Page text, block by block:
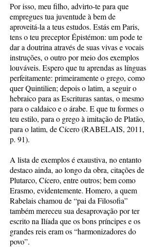
Por isso, meu filho, advirto-te para que
empregues tua juventude à bem de
aproveitá-la a teus estudos. Estás em Paris,
tens o teu preceptor Épistémon: um pode te
dar a doutrina através de suas vivas e vocais
instruções, o outro por meio dos exemplos
louváveis. Espero que tu aprendas as línguas
perfeitamente: primeiramente o grego, como
quer Quintilien; depois o latim, a seguir o
hebraico para as Escrituras santas, o mesmo
para o caldaico e o árabe. E que tu formes o
teu estilo, para o grego à imitação de Platão,
para o latim, de Cícero (RABELAIS, 2011,
p. 91).
A lista de exemplos é exaustiva, no entanto
destaco ainda, ao longo da obra, citações de
Plutarco, Cícero, entre outros; bem como
Erasmo, evidentemente. Homero, a quem
Rabelais chamou de “pai da Filosofia”
também mereceu sua desaprovação por ter
escrito na Ilíada que os bons príncipes e os
grandes reis eram os “harmonizadores do
povo”.